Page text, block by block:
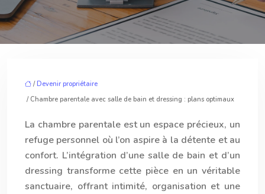
/Devenir propriétaire
/ Chambre parentale avec salle de bain et dressing : plans optimaux
La chambre parentale est un espace précieux, un
refuge personnel où l’on aspire à la détente et au
confort. L’intégration d’une salle de bain et d’un
dressing transforme cette pièce en un véritable
sanctuaire, offrant intimité, organisation et une